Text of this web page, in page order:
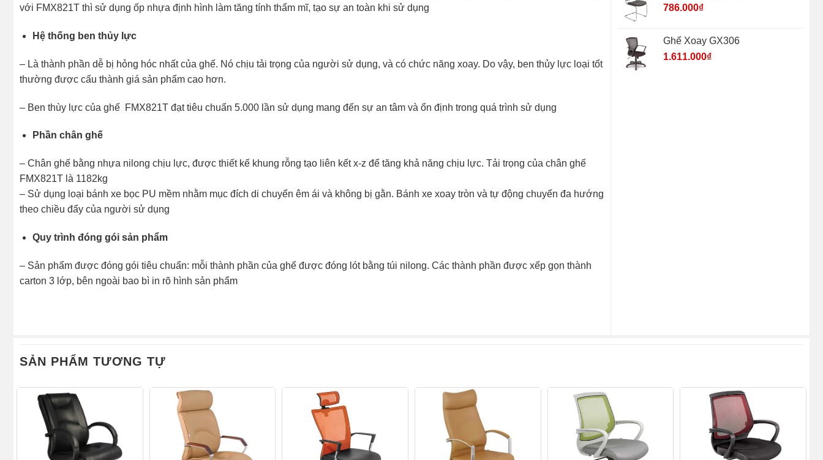
với FMX821T thì sử dụng ốp nhựa định hình làm tăng tính thẩm mĩ, tạo sự an toàn khi sử dụng
Hệ thống ben thủy lực
– Là thành phần dễ bị hỏng hóc nhất của ghế. Nó chịu tải trọng của người sử dụng, và có chức năng xoay. Do vậy, ben thủy lực loại tốt
thường được cấu thành giá sản phẩm cao hơn.
– Ben thùy lực của ghế FMX821T đạt tiêu chuẩn 5.000 lần sử dụng mang đến sự an tâm và ổn định trong quá trình sử dụng
Phần chân ghế
– Chân ghế bằng nhựa nilong chịu lực, được thiết kế khung rỗng tạo liên kết x-z để tăng khả năng chịu lực. Tải trọng của chân ghế
FMX821T là 1182kg
– Sử dụng loại bánh xe bọc PU mềm nhằm mục đích di chuyển êm ái và không bị gằn. Bánh xe xoay tròn và tự động chuyển đa hướng
theo chiều đẩy của người sử dụng
Quy trình đóng gói sản phẩm
– Sản phẩm được đóng gói tiêu chuẩn: mỗi thành phần của ghế được đóng lót bằng túi nilong. Các thành phần được xếp gọn thành
carton 3 lớp, bên ngoài bao bì in rõ hình sản phẩm
786.000₫
Ghế Xoay GX306
1.611.000₫
SẢN PHẨM TƯƠNG TỰ